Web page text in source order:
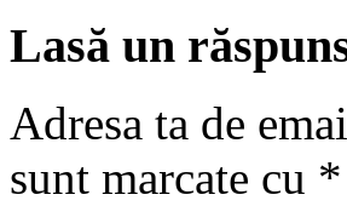
Lasă un
Adresa ta de
sunt marcate cu *